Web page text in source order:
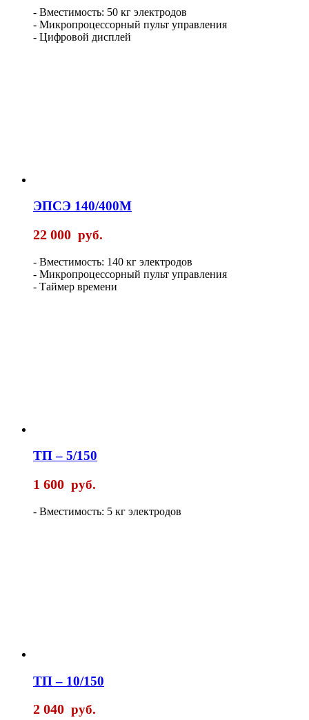
- Вместимость: 50 кг электродов
- Микропроцессорный пульт управления
- Цифровой дисплей
ЭПСЭ 140/400М
22 000 руб.
- Вместимость: 140 кг электродов
- Микропроцессорный пульт управления
- Таймер времени
ТП – 5/150
1 600 руб.
- Вместимость: 5 кг электродов
ТП – 10/150
2 040 руб.